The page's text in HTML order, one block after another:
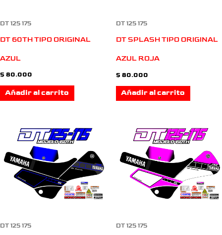
DT 125 175
DT 60TH TIPO ORIGINAL
AZUL
$ 80.000
Añadir al carrito
DT 125 175
DT SPLASH TIPO ORIGINAL
AZUL ROJA
$ 80.000
Añadir al carrito
DT 125 175 DT 125 175